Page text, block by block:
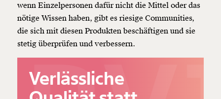
wenn Einzelpersonen dafür nicht die Mittel oder das
nötige Wissen haben, gibt es riesige Communities,
die sich mit diesen Produkten beschäftigen und sie
stetig überprüfen und verbessern.
Verlässliche